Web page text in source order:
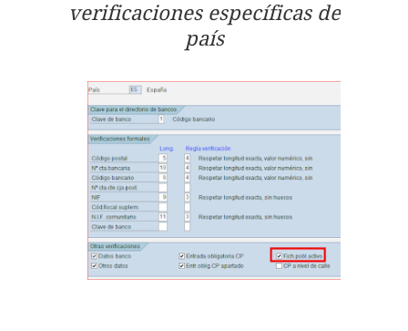
verificaciones específicas de
país